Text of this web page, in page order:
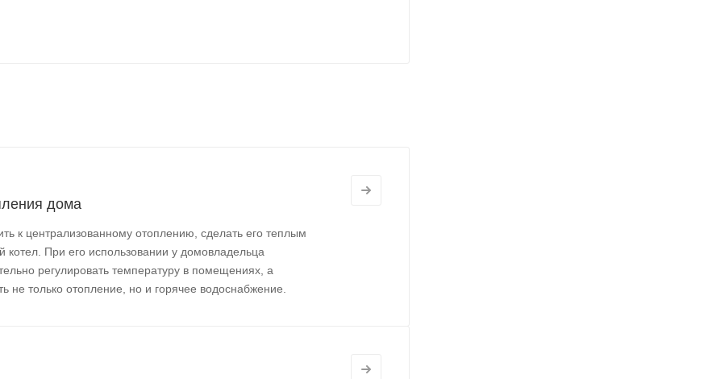
дома
к централизованному отоплению, сделать его теплым
При его использовании у домовладельца
регулировать температуру в помещениях, а
не только отопление, но и горячее водоснабжение.